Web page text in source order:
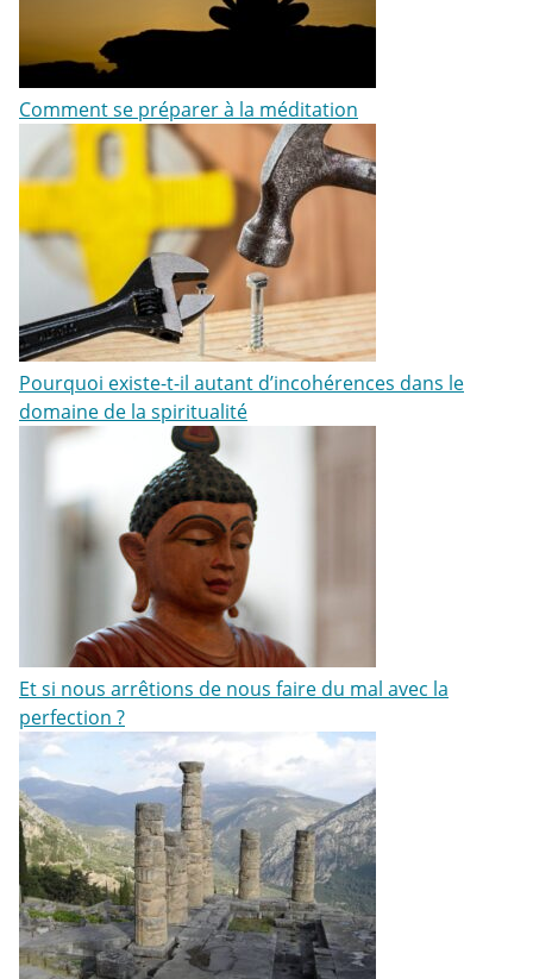
Comment se préparer à la méditation
Pourquoi existe-t-il autant d’incohérences dans le
domaine de la spiritualité
Et si nous arrêtions de nous faire du mal avec la
perfection ?